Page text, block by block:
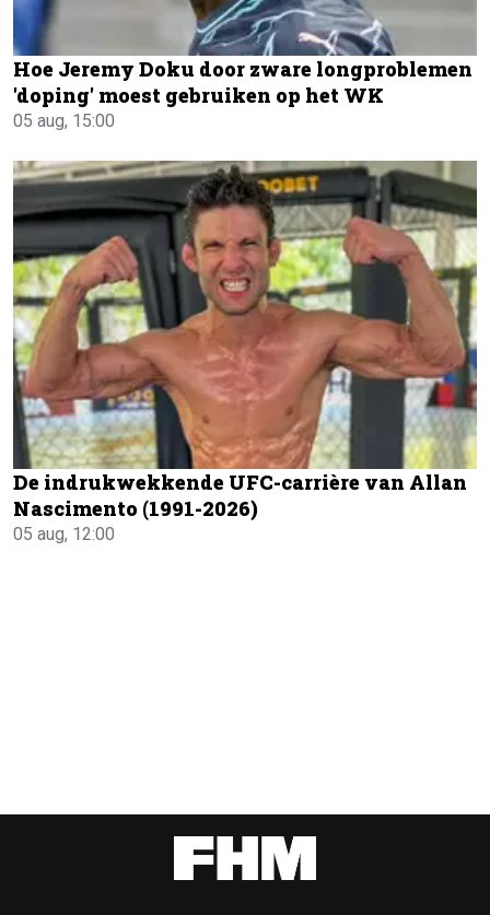
Hoe Jeremy Doku door zware longproblemen
'doping' moest gebruiken op het WK
05 aug, 15:00
De indrukwekkende UFC-carrière van Allan
Nascimento (1991-2026)
05 aug, 12:00